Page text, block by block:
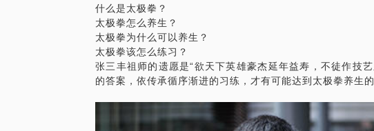
什么是太极拳？
太极拳怎么养生？
太极拳为什么可以养生？
太极拳该怎么练习？
张三丰祖师的遗愿是“欲天下英雄豪杰延年益寿，不徒作技
的答案，依传承循序渐进的习练，才有可能达到太极拳养生的